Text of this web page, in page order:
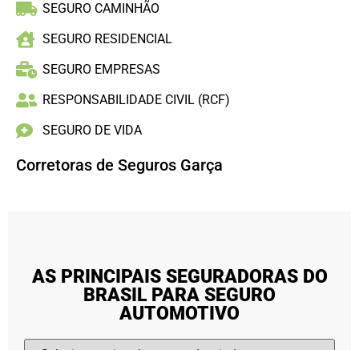
SEGURO CAMINHÃO
SEGURO RESIDENCIAL
SEGURO EMPRESAS
RESPONSABILIDADE CIVIL (RCF)
SEGURO DE VIDA
Corretoras de Seguros Garça
AS PRINCIPAIS SEGURADORAS DO
BRASIL PARA SEGURO
AUTOMOTIVO